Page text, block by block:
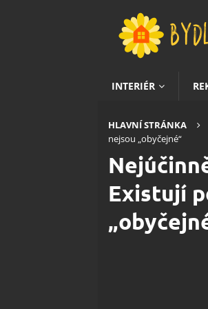
INTERIÉR
HLAVNÍ STRÁNKA
nejsou „obyčejné“
Existují